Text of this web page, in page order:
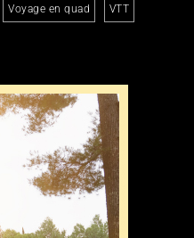
Voyage en quad VTT